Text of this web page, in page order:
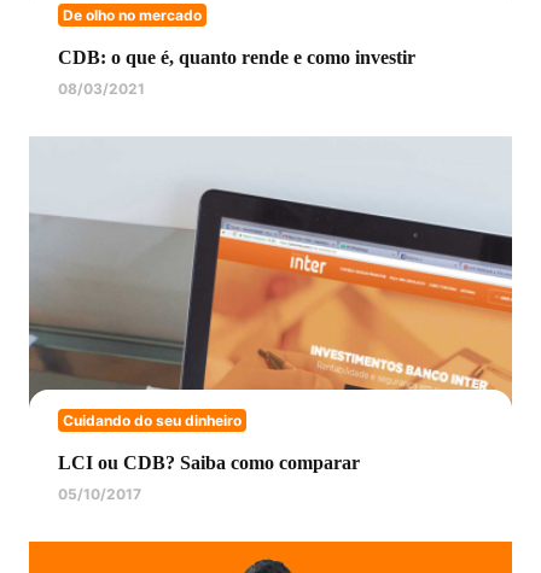
De olho no mercado
CDB: o que é, quanto rende e como investir
08/03/2021
Cuidando do seu dinheiro
LCI ou CDB? Saiba como comparar
05/10/2017